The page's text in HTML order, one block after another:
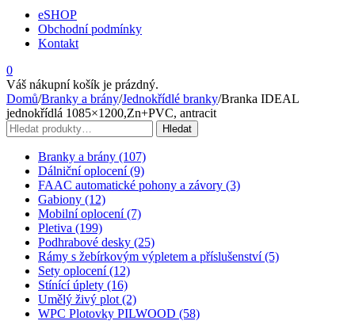
eSHOP
Obchodní podmínky
Kontakt
0
Váš nákupní košík je prázdný.
Domů/Branky a brány/Jednokřídlé branky/Branka IDEAL
jednokřídlá 1085×1200,Zn+PVC, antracit
Hledat:
Hledat
Branky a brány (107)
Dálniční oplocení (9)
FAAC automatické pohony a závory (3)
Gabiony (12)
Mobilní oplocení (7)
Pletiva (199)
Podhrabové desky (25)
Rámy s žebírkovým výpletem a příslušenství (5)
Sety oplocení (12)
Stínící úplety (16)
Umělý živý plot (2)
WPC Plotovky PILWOOD (58)